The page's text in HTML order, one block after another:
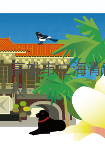
高雄市立海
校